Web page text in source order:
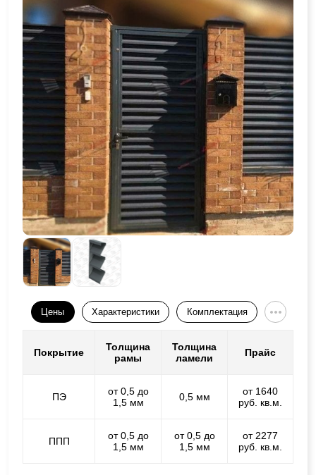
Цены Характеристики Комплектация
Покрытие
Толщина
рамы
Толщина
ламели
Прайс
ПЭ
от 0,5 до
1,5 мм
0,5 мм
от 1640
руб. кв.м.
ППП
от 0,5 до
1,5 мм
от 0,5 до
1,5 мм
от 2277
руб. кв.м.